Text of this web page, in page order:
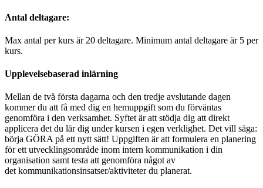
Antal deltagare:
Max antal per kurs är 20 deltagare. Minimum antal deltagare är 5 per
kurs.
Upplevelsebaserad inlärning
Mellan de två första dagarna och den tredje avslutande dagen
kommer du att få med dig en hemuppgift som du förväntas
genomföra i den verksamhet. Syftet är att stödja dig att direkt
applicera det du lär dig under kursen i egen verklighet. Det vill säga:
börja GÖRA på ett nytt sätt! Uppgiften är att formulera en planering
för ett utvecklingsområde inom intern kommunikation i din
organisation samt testa att genomföra något av
det kommunikationsinsatser/aktiviteter du planerat.